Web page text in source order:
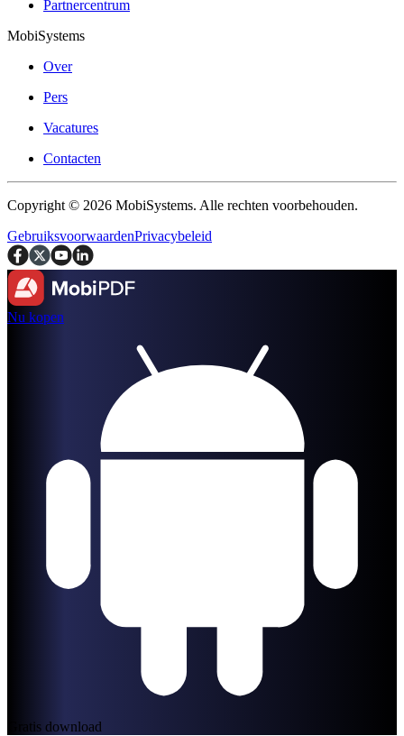
Partnercentrum
MobiSystems
Over
Pers
Vacatures
Contacten
Copyright © 2026 MobiSystems. Alle rechten voorbehouden.
GebruiksvoorwaardenPrivacybeleid
Nu kopen
Gratis download